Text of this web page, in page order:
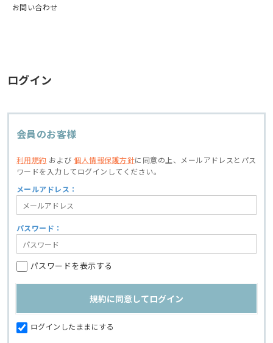
お問い合わせ
ログイン
会員のお客様
利用規約 および個人情報保護方針に同意の上、
メールアドレスとパス
ワードを入力してログインしてください。
メールアドレス：
パスワード：
パスワードを表示する
ログインしたままにする